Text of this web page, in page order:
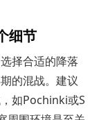
细节
择合适的降落
的混战。建议
如Pochinki或S